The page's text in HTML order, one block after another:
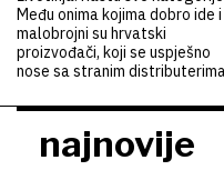
Među onima kojima dobro ide i
malobrojni su hrvatski
proizvođači, koji se uspješno
nose sa stranim
najnovije